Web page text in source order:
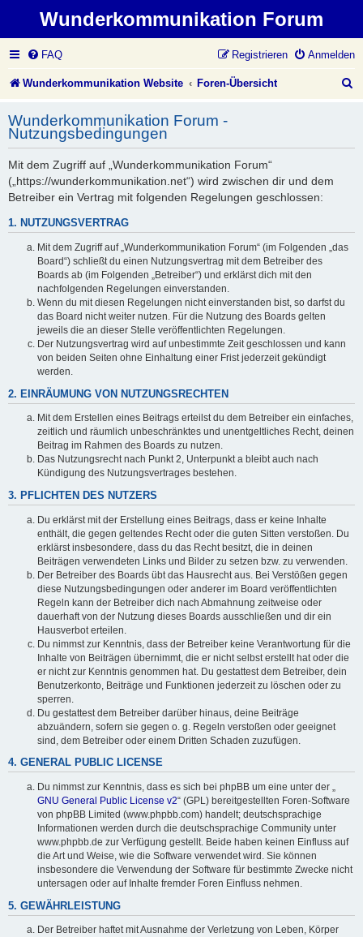
Wunderkommunikation Forum
FAQ Anmelden
Registrieren
Wunderkommunikation Website Foren-Übersicht
Wunderkommunikation Forum -
Nutzungsbedingungen
Mit dem Zugriff auf „Wunderkommunikation Forum“
(„https://wunderkommunikation.net“) wird zwischen dir und dem
Betreiber ein Vertrag mit folgenden Regelungen geschlossen:
1. NUTZUNGSVERTRAG
Mit dem Zugriff auf „Wunderkommunikation Forum“ (im Folgenden „das
Board“) schließt du einen Nutzungsvertrag mit dem Betreiber des
Boards ab (im Folgenden „Betreiber“) und erklärst dich mit den
nachfolgenden Regelungen einverstanden.
Wenn du mit diesen Regelungen nicht einverstanden bist, so darfst du
das Board nicht weiter nutzen. Für die Nutzung des Boards gelten
jeweils die an dieser Stelle veröffentlichten Regelungen.
Der Nutzungsvertrag wird auf unbestimmte Zeit geschlossen und kann
von beiden Seiten ohne Einhaltung einer Frist jederzeit gekündigt
werden.
2. EINRÄUMUNG VON NUTZUNGSRECHTEN
Mit dem Erstellen eines Beitrags erteilst du dem Betreiber ein einfaches,
zeitlich und räumlich unbeschränktes und unentgeltliches Recht, deinen
Beitrag im Rahmen des Boards zu nutzen.
Das Nutzungsrecht nach Punkt 2, Unterpunkt a bleibt auch nach
Kündigung des Nutzungsvertrages bestehen.
3. PFLICHTEN DES NUTZERS
Du erklärst mit der Erstellung eines Beitrags, dass er keine Inhalte
enthält, die gegen geltendes Recht oder die guten Sitten verstoßen. Du
erklärst insbesondere, dass du das Recht besitzt, die in deinen
Beiträgen verwendeten Links und Bilder zu setzen bzw. zu verwenden.
Der Betreiber des Boards übt das Hausrecht aus. Bei Verstößen gegen
diese Nutzungsbedingungen oder anderer im Board veröffentlichten
Regeln kann der Betreiber dich nach Abmahnung zeitweise oder
dauerhaft von der Nutzung dieses Boards ausschließen und dir ein
Hausverbot erteilen.
Du nimmst zur Kenntnis, dass der Betreiber keine Verantwortung für die
Inhalte von Beiträgen übernimmt, die er nicht selbst erstellt hat oder die
er nicht zur Kenntnis genommen hat. Du gestattest dem Betreiber, dein
Benutzerkonto, Beiträge und Funktionen jederzeit zu löschen oder zu
sperren.
Du gestattest dem Betreiber darüber hinaus, deine Beiträge
abzuändern, sofern sie gegen o. g. Regeln verstoßen oder geeignet
sind, dem Betreiber oder einem Dritten Schaden zuzufügen.
4. GENERAL PUBLIC LICENSE
Du nimmst zur Kenntnis, dass es sich bei phpBB um eine unter der „
GNU General Public License v2“ (GPL) bereitgestellten Foren-Software
von phpBB Limited (www.phpbb.com) handelt; deutschsprachige
Informationen werden durch die deutschsprachige Community unter
www.phpbb.de zur Verfügung gestellt. Beide haben keinen Einfluss auf
die Art und Weise, wie die Software verwendet wird. Sie können
insbesondere die Verwendung der Software für bestimmte Zwecke nicht
untersagen oder auf Inhalte fremder Foren Einfluss nehmen.
5. GEWÄHRLEISTUNG
Der Betreiber haftet mit Ausnahme der Verletzung von Leben, Körper